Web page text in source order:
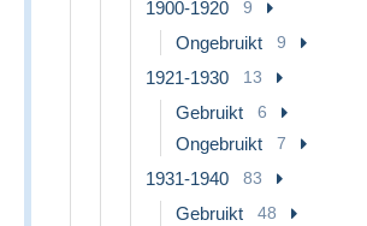
1900-1920 9
Ongebruikt 9
1921-1930 13
Gebruikt 6
Ongebruikt 7
1931-1940 83
Gebruikt 48